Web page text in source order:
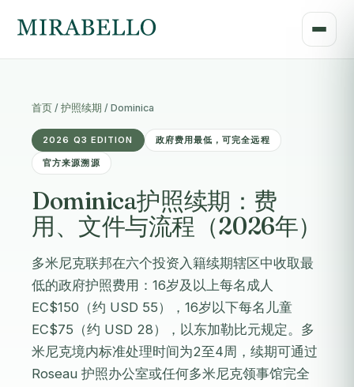
首页 / 护照续期 / Dominica
2026 Q3 EDITION 政府费用最低，可完全远程
官方来源溯源
Dominica护照续期：费
用、文件与流程（2026年）
多米尼克联邦在六个投资入籍续期辖区中收取最
低的政府护照费用：16岁及以上每名成人
EC$150（约 USD 55），16岁以下每名儿童
EC$75（约 USD 28），以东加勒比元规定。多
米尼克境内标准处理时间为2至4周，续期可通过
Roseau 护照办公室或任何多米尼克领事馆完全